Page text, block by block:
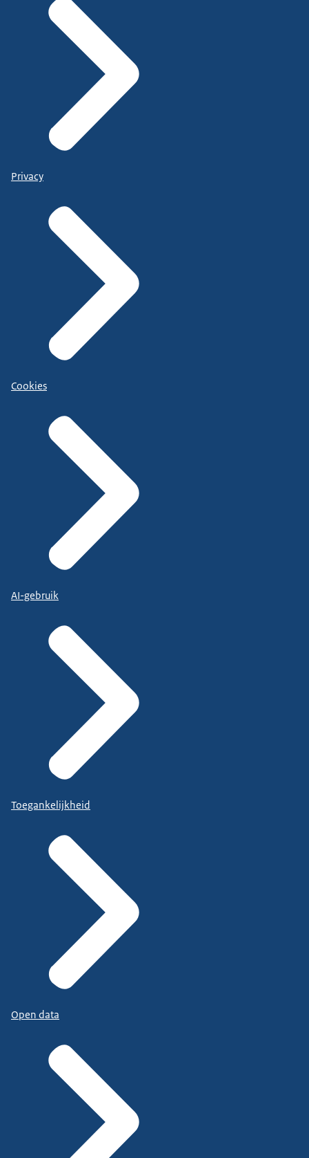
Privacy
Cookies
AI-gebruik
Toegankelijkheid
Open data